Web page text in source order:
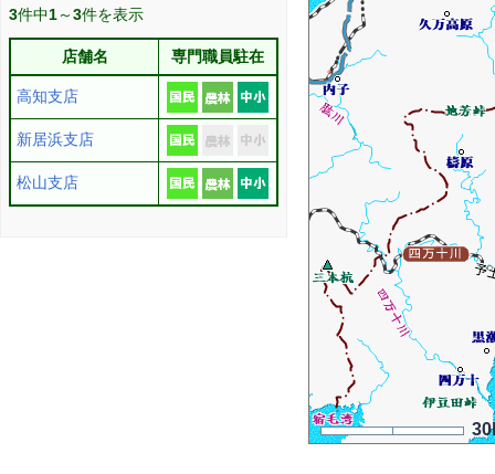
3件中1～3件を表示
店舗名 専門職員駐在
高知支店
新居浜支店
松山支店